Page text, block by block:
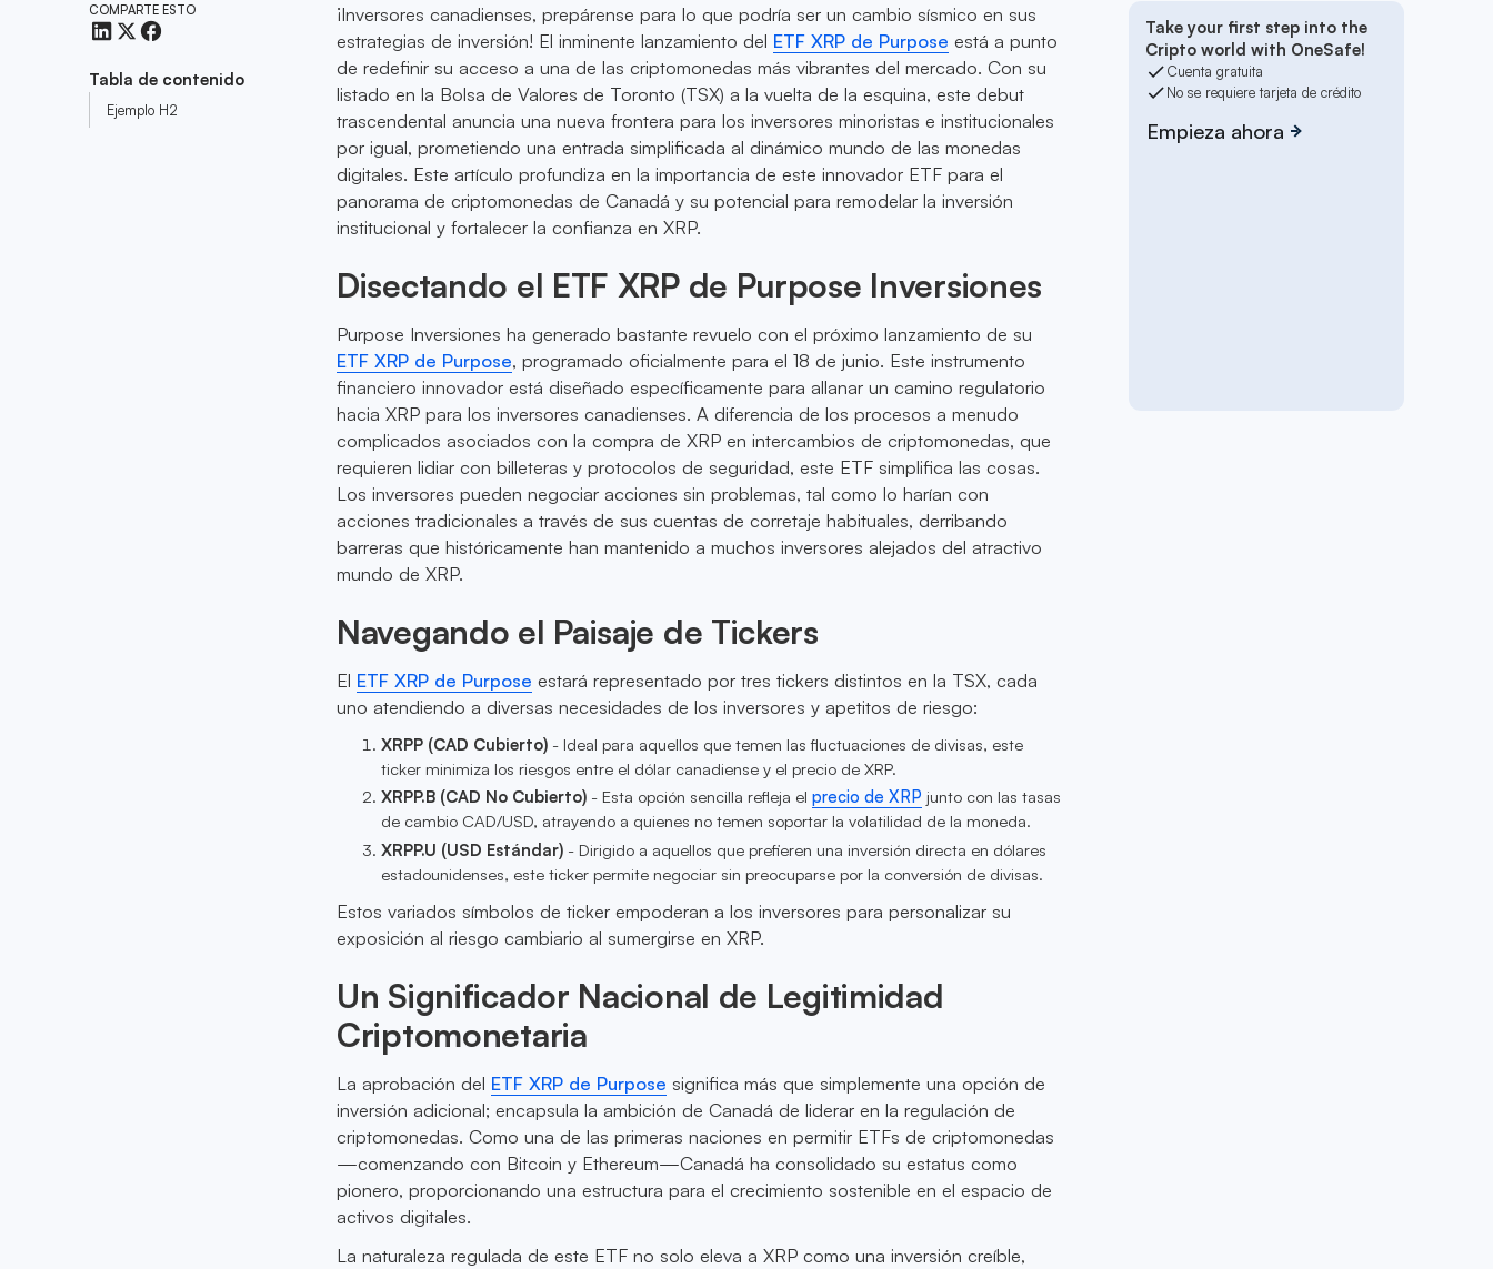
COMPARTE ESTO
Tabla de contenido
Ejemplo H2
¡Inversores canadienses, prepárense para lo que podría ser un cambio sísmico en sus
estrategias de inversión! El inminente lanzamiento del ETF XRP de Purpose está a punto
de redefinir su acceso a una de las criptomonedas más vibrantes del mercado. Con su
listado en la Bolsa de Valores de Toronto (TSX) a la vuelta de la esquina, este debut
trascendental anuncia una nueva frontera para los inversores minoristas e institucionales
por igual, prometiendo una entrada simplificada al dinámico mundo de las monedas
digitales. Este artículo profundiza en la importancia de este innovador ETF para el
panorama de criptomonedas de Canadá y su potencial para remodelar la inversión
institucional y fortalecer la confianza en XRP.
Disectando el ETF XRP de Purpose Inversiones
Purpose Inversiones ha generado bastante revuelo con el próximo lanzamiento de su
ETF XRP de Purpose, programado oficialmente para el 18 de junio. Este instrumento
financiero innovador está diseñado específicamente para allanar un camino regulatorio
hacia XRP para los inversores canadienses. A diferencia de los procesos a menudo
complicados asociados con la compra de XRP en intercambios de criptomonedas, que
requieren lidiar con billeteras y protocolos de seguridad, este ETF simplifica las cosas.
Los inversores pueden negociar acciones sin problemas, tal como lo harían con
acciones tradicionales a través de sus cuentas de corretaje habituales, derribando
barreras que históricamente han mantenido a muchos inversores alejados del atractivo
mundo de XRP.
Navegando el Paisaje de Tickers
El ETF XRP de Purpose estará representado por tres tickers distintos en la TSX, cada
uno atendiendo a diversas necesidades de los inversores y apetitos de riesgo:
XRPP (CAD Cubierto) - Ideal para aquellos que temen las fluctuaciones de divisas, este
ticker minimiza los riesgos entre el dólar canadiense y el precio de XRP.
XRPP.B (CAD No Cubierto) - Esta opción sencilla refleja elprecio de XRP junto con las tasas
de cambio CAD/USD, atrayendo a quienes no temen soportar la volatilidad de la moneda.
XRPP.U (USD Estándar) - Dirigido a aquellos que prefieren una inversión directa en dólares
estadounidenses, este ticker permite negociar sin preocuparse por la conversión de divisas.
Estos variados símbolos de ticker empoderan a los inversores para personalizar su
exposición al riesgo cambiario al sumergirse en XRP.
Un Significador Nacional de Legitimidad
Criptomonetaria
La aprobación del ETF XRP de Purpose significa más que simplemente una opción de
inversión adicional; encapsula la ambición de Canadá de liderar en la regulación de
criptomonedas. Como una de las primeras naciones en permitir ETFs de criptomonedas
—comenzando con Bitcoin y Ethereum—Canadá ha consolidado su estatus como
pionero, proporcionando una estructura para el crecimiento sostenible en el espacio de
activos digitales.
La naturaleza regulada de este ETF no solo eleva a XRP como una inversión creíble,
Take your first step into the
Cripto world with OneSafe!
Cuenta gratuita
No se requiere tarjeta de crédito
Empieza ahora